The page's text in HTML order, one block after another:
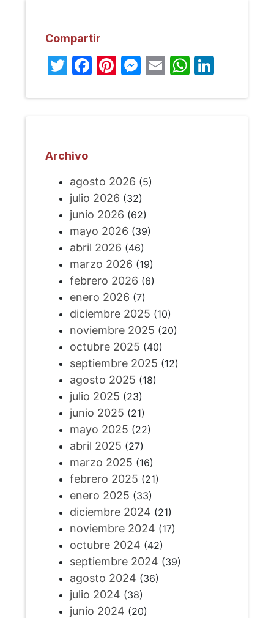
Compartir
Twitter
Facebook
Pinterest
Messenger
Email
Archivo
agosto 2026 (5)
julio 2026 (32)
junio 2026 (62)
mayo 2026 (39)
abril 2026 (46)
marzo 2026 (19)
febrero 2026 (6)
enero 2026 (7)
diciembre 2025 (10)
noviembre 2025 (20)
octubre 2025 (40)
septiembre 2025 (12)
agosto 2025 (18)
julio 2025 (23)
junio 2025 (21)
mayo 2025 (22)
abril 2025 (27)
marzo 2025 (16)
febrero 2025 (21)
enero 2025 (33)
diciembre 2024 (21)
noviembre 2024 (17)
octubre 2024 (42)
septiembre 2024 (39)
agosto 2024 (36)
julio 2024 (38)
junio 2024 (20)